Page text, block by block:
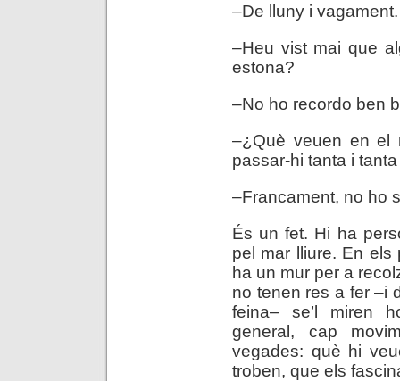
–De lluny i vagament.
–Heu vist mai que
estona?
–No ho recordo ben
–¿Què veuen en el
passar-hi tanta i
–Francament, no ho
És un fet. Hi ha
pel mar lliure. En els
ha un mur per a
no tenen res a fer –i
feina– se’l miren
general, cap
vegades: què hi
troben, que els